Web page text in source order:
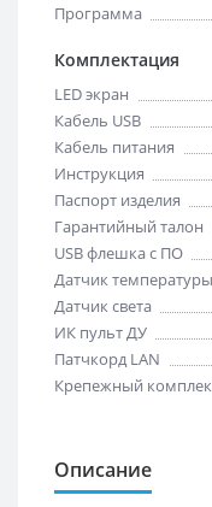
Программа
Комплектация
LED экран
Кабель USB
Кабель питания
Инструкция
Паспорт изделия
Гарантийный талон
USB флешка с ПО
Датчик температуры
Датчик света
ИК пульт ДУ
Патчкорд LAN
Крепежный
Описание